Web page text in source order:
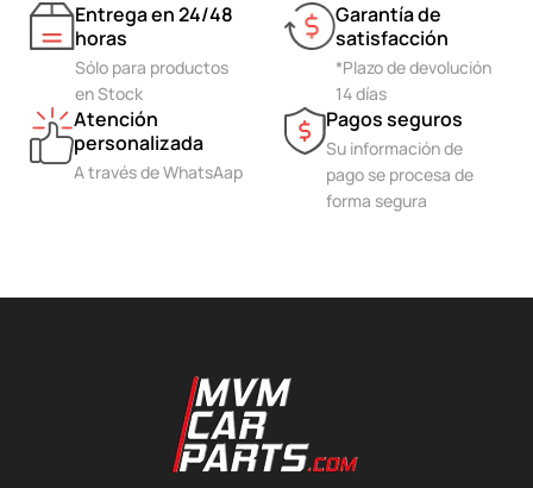
Entrega en 24/48
horas
Sólo para productos
en Stock
Garantía de
satisfacción
*Plazo de devolución
14 días
Atención
personalizada
A través de WhatsAap
Pagos seguros
Su información de
pago se procesa de
forma segura